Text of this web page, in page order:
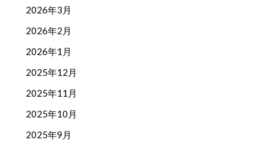
2026年3月
2026年2月
2026年1月
2025年12月
2025年11月
2025年10月
2025年9月